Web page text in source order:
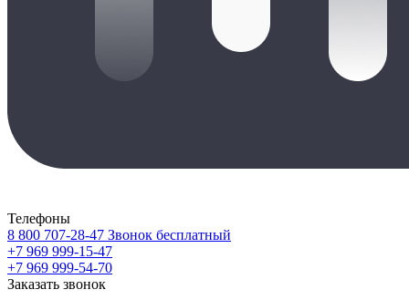
Телефоны
8 800 707-28-47 Звонок бесплатный
+7 969 999-15-47
+7 969 999-54-70
Заказать звонок